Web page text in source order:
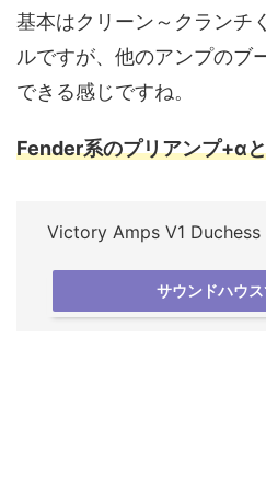
基本はクリーン～クランチ
ルですが、他のアンプのブ
できる感じですね。
Fender系のプリアンプ+α
Victory Amps V1 Duchess
サウンドハウス